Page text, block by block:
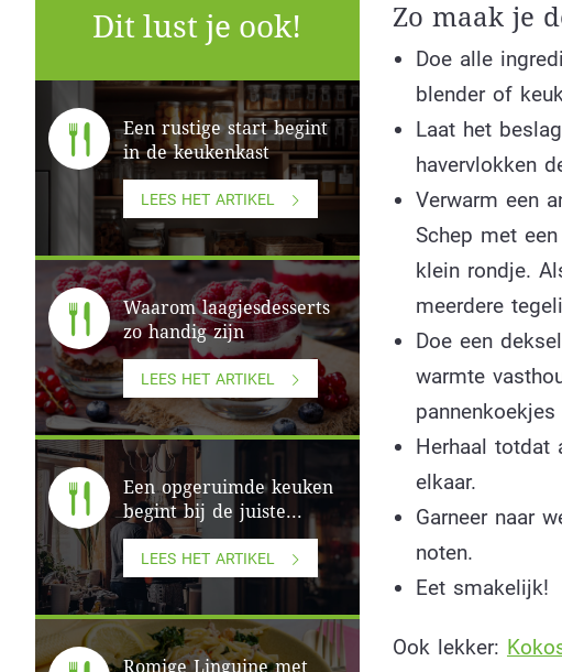
Dit lust je ook!
Een rustige start begint
in de keukenkast
LEES HET ARTIKEL
Waarom laagjesdesserts
zo handig zijn
LEES HET ARTIKEL
Een opgeruimde keuken
begint bij de juiste...
LEES HET ARTIKEL
Romige Linguine met
Zo maak je
Doe alle
blender of
Laat het
havervlokken
Verwarm een
Schep met
klein rondje.
meerdere
Doe een
warmte
Herhaal totdat
elkaar.
Garneer naar
noten.
Eet smakelijk!
Ook lekker: